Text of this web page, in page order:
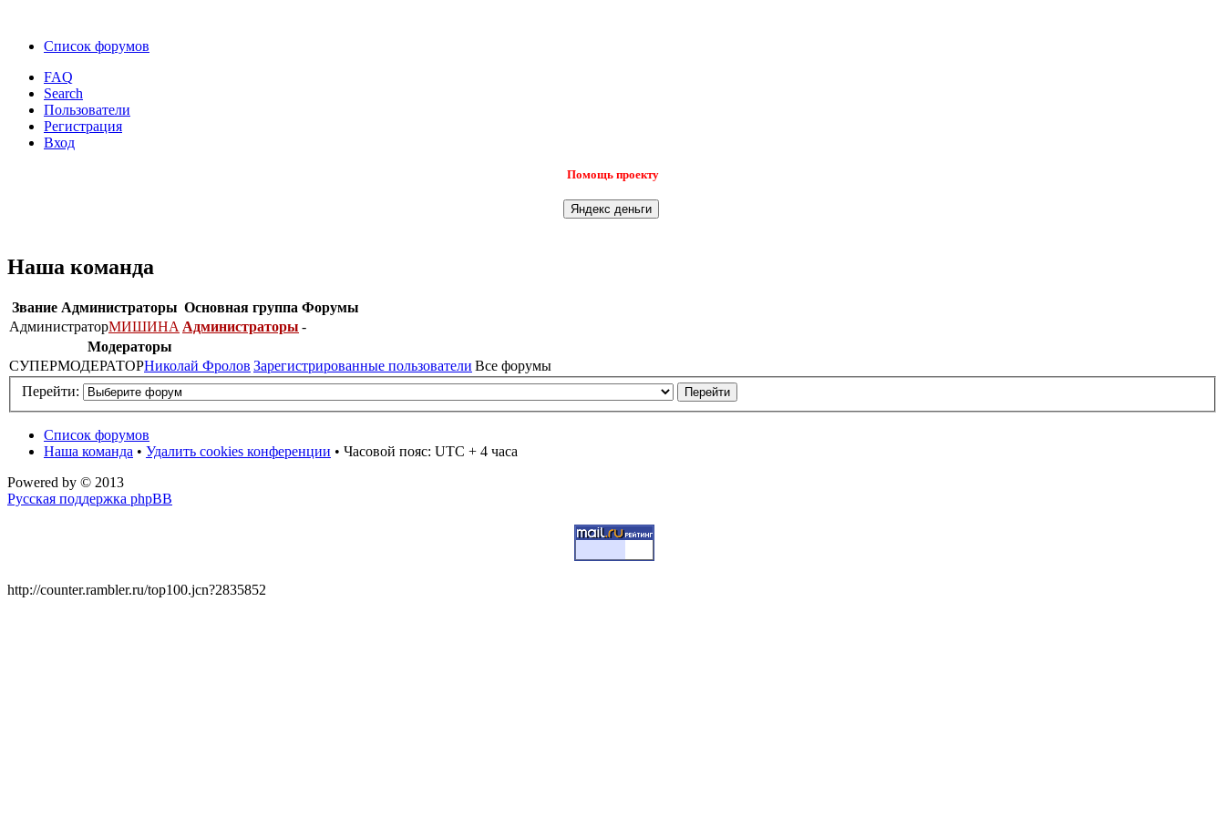
Список форумов
FAQ
Search
Пользователи
Регистрация
Вход
Помощь проекту
Наша команда
Звание Администраторы Основная группа Форумы
АдминистраторМИШИНА Администраторы -
Модераторы
СУПЕРМОДЕРАТОРНиколай Фролов Зарегистрированные пользователи Все форумы
Перейти:
Список форумов
Наша команда • Удалить cookies конференции • Часовой пояс: UTC + 4 часа
Powered by © 2013
Русская поддержка phpBB
http://counter.rambler.ru/top100.jcn?2835852